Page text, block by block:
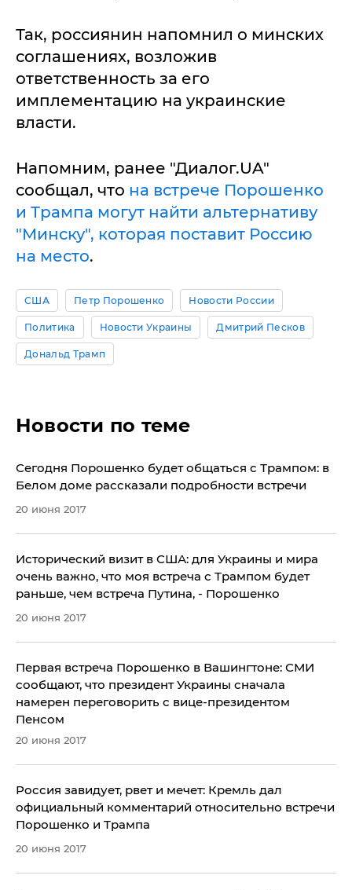
Так, россиянин напомнил о минских
соглашениях, возложив
ответственность за его
имплементацию на украинские
власти.
Напомним, ранее "Диалог.UA"
сообщал, что на встрече Порошенко
и Трампа могут найти альтернативу
"Минску", которая поставит Россию
на место.
США Петр Порошенко Новости России
Политика Новости Украины Дмитрий Песков
Дональд Трамп
Новости по теме
​Сегодня Порошенко будет общаться с Трампом: в
Белом доме рассказали подробности встречи
20 июня 2017
Исторический визит в США: для Украины и мира
очень важно, что моя встреча с Трампом будет
раньше, чем встреча Путина, - Порошенко
20 июня 2017
Первая встреча Порошенко в Вашингтоне: СМИ
сообщают, что президент Украины сначала
намерен переговорить с вице-президентом
Пенсом
20 июня 2017
​Россия завидует, рвет и мечет: Кремль дал
официальный комментарий относительно встречи
Порошенко и Трампа
20 июня 2017